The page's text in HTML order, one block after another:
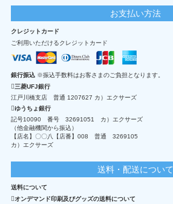
お支払い方法
クレジットカード
ご利用いただけるクレジットカード
銀行振込 ※振込手数料はお客さまのご負担となります。
三菱UFJ銀行
江戸川橋支店 普通 1207627 カ）エクサーズ
ゆうちょ銀行
記号10090 番号 32691051 カ）エクサーズ
（他金融機関から振込）
【店名】〇〇八【店番】008 普通 3269105
カ）エクサーズ
送料・配送について
送料について
オンデマンド印刷及びグッズの送料について